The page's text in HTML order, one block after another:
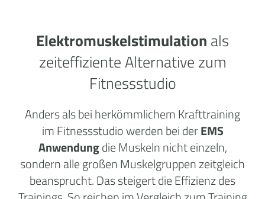
Elektromuskelstimulation als
zeiteffiziente Alternative zum
Fitnessstudio
Anders als bei herkömmlichem Krafttraining
im Fitnessstudio werden bei derEMS
Anwendungdie Muskeln nicht einzeln,
sondern alle großen Muskelgruppen zeitgleich
beansprucht. Das steigert die Effizienz des